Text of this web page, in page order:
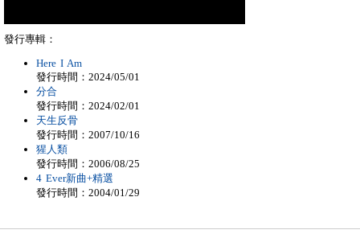
發行專輯：
Here I Am
發行時間：2024/05/01
分合
發行時間：2024/02/01
天生反骨
發行時間：2007/10/16
猩人類
發行時間：2006/08/25
4 Ever新曲+精選
發行時間：2004/01/29